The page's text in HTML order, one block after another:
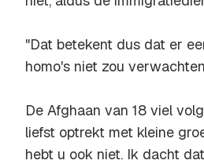
"Dat betekent dus dat er
homo's niet zou
De Afghaan van 18 viel
liefst optrekt met kleine
hebt u ook niet. Ik dacht